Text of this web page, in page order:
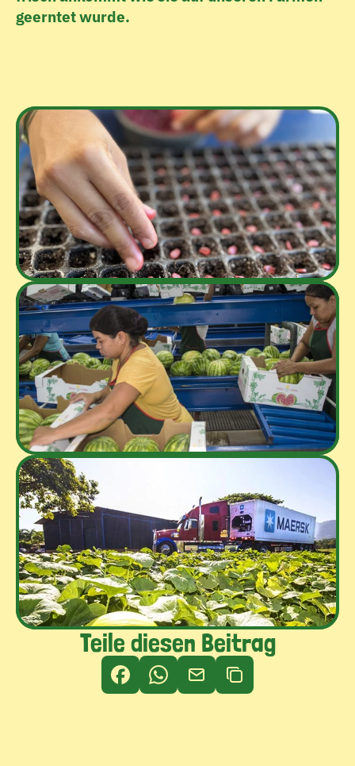
geerntet wurde.
Teile diesen Beitrag